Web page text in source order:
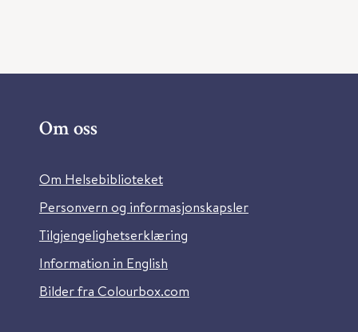
Om oss
Om Helsebiblioteket
Personvern og informasjonskapsler
Tilgjengelighetserklæring
Information in English
Bilder fra Colourbox.com